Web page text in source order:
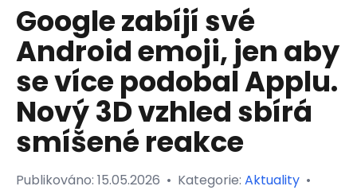
Google zabíjí své
Android emoji, jen aby
se více podobal Applu.
Nový 3D vzhled sbírá
smíšené reakce
Publikováno: 15.05.2026 • Kategorie: Aktuality •